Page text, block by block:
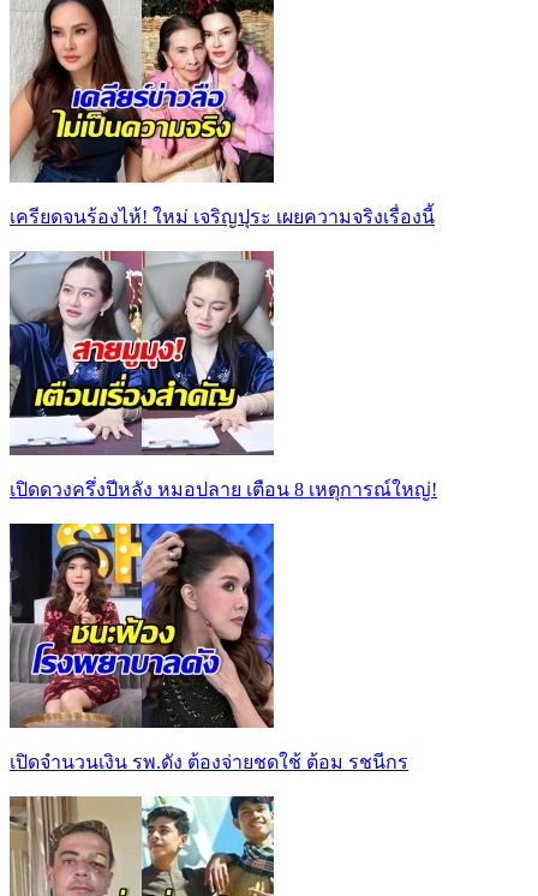
เครียดจนร้องไห้! ใหม่ เจริญปุระ เผยความจริงเรื่องนี้
เปิดดวงครึ่งปีหลัง หมอปลาย เตือน 8 เหตุการณ์ใหญ่!
เปิดจำนวนเงิน รพ.ดัง ต้องจ่ายชดใช้ ต้อม รชนีกร